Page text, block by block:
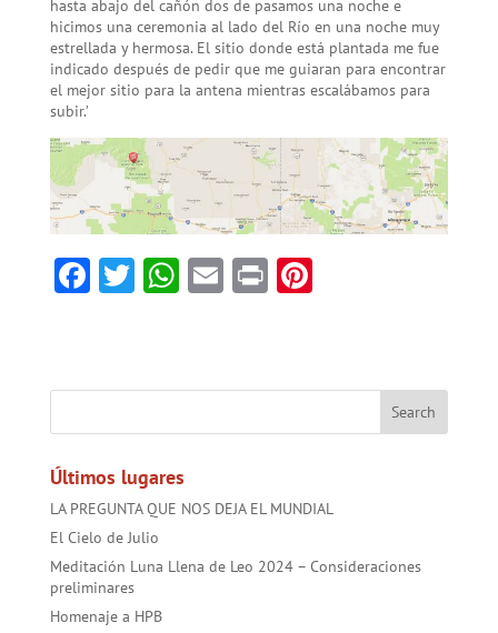
hasta abajo del cañón dos de pasamos una noche e
hicimos una ceremonia al lado del Río en una noche muy
estrellada y hermosa. El sitio donde está plantada me fue
indicado después de pedir que me guiaran para encontrar
el mejor sitio para la antena mientras escalábamos para
subir.’
F
b
T
er
W
sA
E
l
Pr Pi
es
Últimos lugares
LA PREGUNTA QUE NOS DEJA EL MUNDIAL
El Cielo de Julio
Meditación Luna Llena de Leo 2024 – Consideraciones
preliminares
Homenaje a HPB